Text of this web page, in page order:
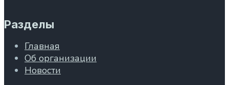
Разделы
Главная
Об организации
Новости